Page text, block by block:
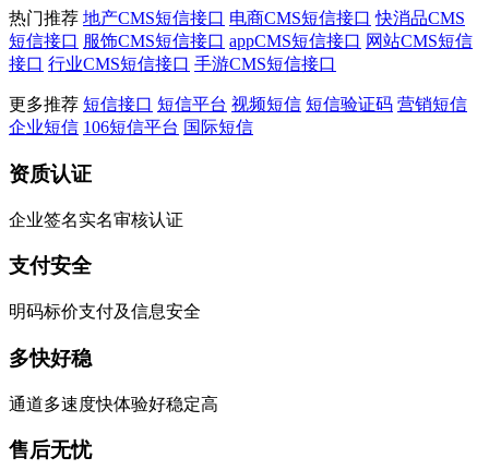
热门推荐 地产CMS短信接口 电商CMS短信接口 快消品CMS
短信接口 服饰CMS短信接口 appCMS短信接口 网站CMS短信
接口 行业CMS短信接口 手游CMS短信接口
更多推荐 短信接口 短信平台 视频短信 短信验证码 营销短信
企业短信 106短信平台 国际短信
资质认证
企业签名实名审核认证
支付安全
明码标价支付及信息安全
多快好稳
通道多速度快体验好稳定高
售后无忧